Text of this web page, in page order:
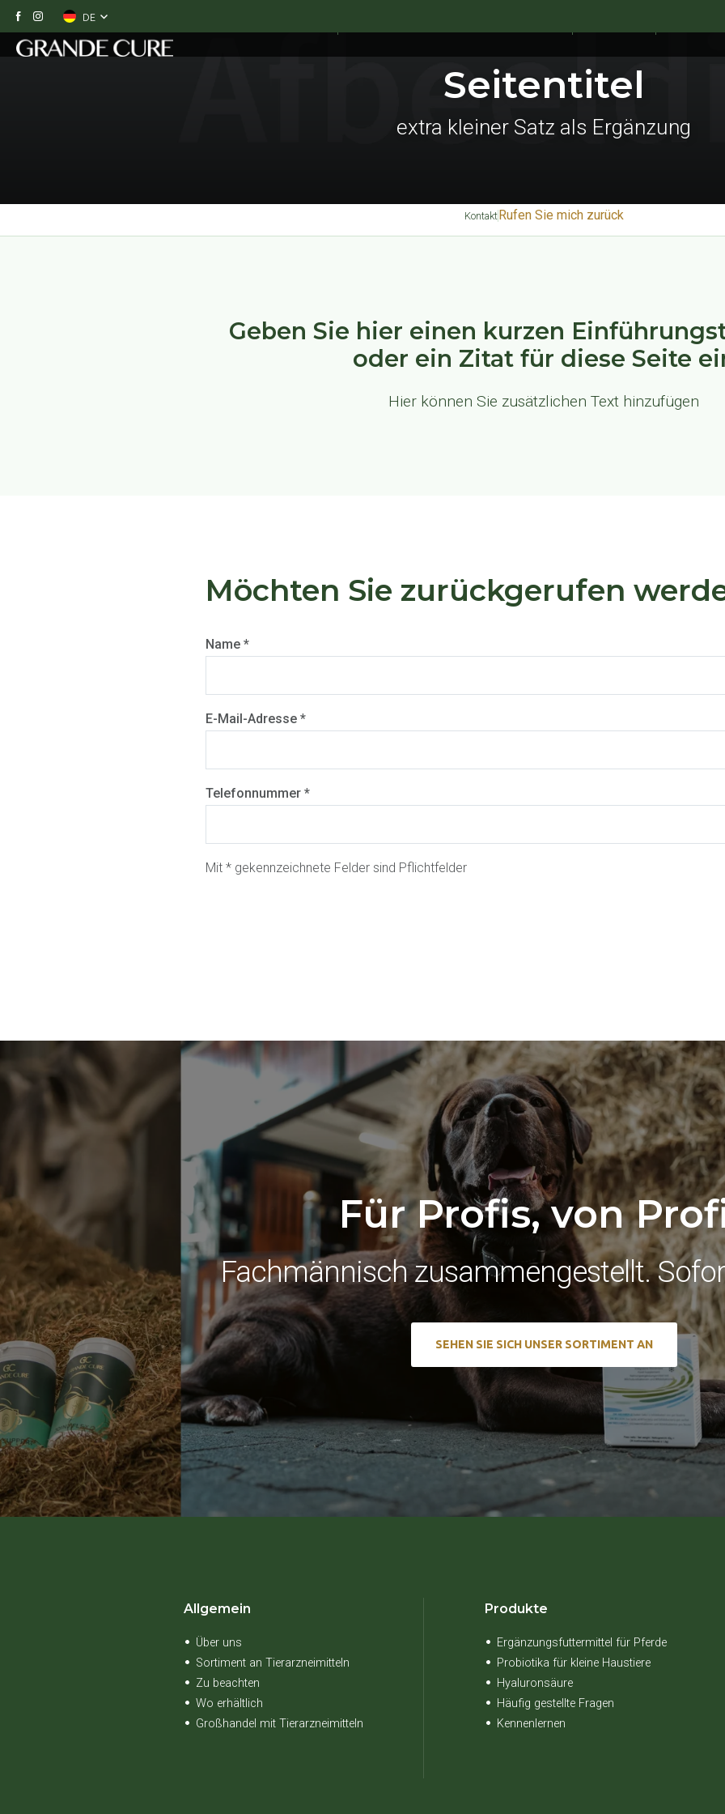
DE
Seitentitel
extra kleiner Satz als Ergänzung
KontaktRufen Sie mich zurück
Geben Sie hier einen kurzen
oder ein Zitat für diese Seite
Hier können Sie zusätzlichen Text hinzufügen
Möchten Sie zurückgerufen
Name *
E-Mail-Adresse *
Telefonnummer *
Mit * gekennzeichnete Felder sind Pflichtfelder
Für Profis, von
Fachmännisch zusammengestellt.
SEHEN SIE SICH UNSER SORTIMENT AN
Allgemein
Über uns
Sortiment an Tierarzneimitteln
Zu beachten
Wo erhältlich
Großhandel mit Tierarzneimitteln
Produkte
Ergänzungsfuttermittel für Pferde
Probiotika für kleine Haustiere
Hyaluronsäure
Häufig gestellte Fragen
Kennenlernen